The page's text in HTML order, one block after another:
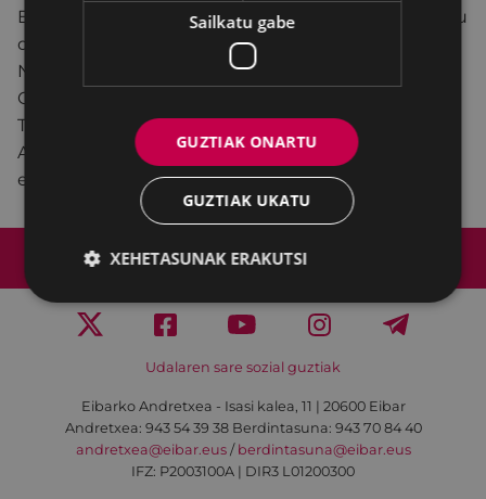
Eibarko M8ko Plataformak asanblada irekia antolatu
du.
Noiz: urtarrilak 31, osteguna
Ordua: 18:30
Tokia: Arrate Kultur Elkartea
Animatu parte hartzera!!! Zuen partaidetza
ezinbestekoa da-eta!
Udalaren sare sozial guztiak
Eibarko Andretxea - Isasi kalea, 11 | 20600 Eibar
Andretxea: 943 54 39 38 Berdintasuna: 943 70 84 40
andretxea@eibar.eus/ berdintasuna@eibar.eus
IFZ: P2003100A | DIR3 L01200300
Sailkatu gabe
GUZTIAK ONARTU
GUZTIAK UKATU
XEHETASUNAK ERAKUTSI